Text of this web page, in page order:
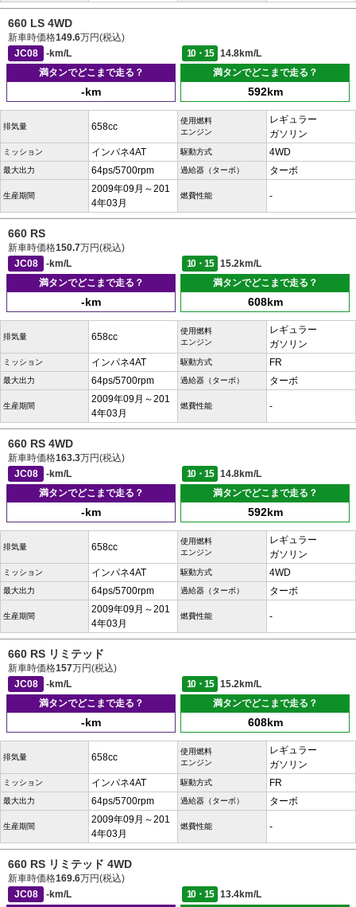
660 LS 4WD
新車時価格149.6万円(税込)
JC08
-km/L 10・15
14.8km/L
満タンでどこまで走る？
-km
満タンでどこまで走る？
592km
排気量 658cc
使用燃料
エンジン
レギュラー
ガソリン
ミッション インパネ4AT 駆動方式 4WD
最大出力 64ps/5700rpm 過給器（ターボ） ターボ
生産期間
2009年09月～201
4年03月
燃費性能 -
660 RS
新車時価格150.7万円(税込)
JC08
-km/L 10・15
15.2km/L
満タンでどこまで走る？
-km
満タンでどこまで走る？
608km
排気量 658cc
使用燃料
エンジン
レギュラー
ガソリン
ミッション インパネ4AT 駆動方式 FR
最大出力 64ps/5700rpm 過給器（ターボ） ターボ
生産期間
2009年09月～201
4年03月
燃費性能 -
660 RS 4WD
新車時価格163.3万円(税込)
JC08
-km/L 10・15
14.8km/L
満タンでどこまで走る？
-km
満タンでどこまで走る？
592km
排気量 658cc
使用燃料
エンジン
レギュラー
ガソリン
ミッション インパネ4AT 駆動方式 4WD
最大出力 64ps/5700rpm 過給器（ターボ） ターボ
生産期間
2009年09月～201
4年03月
燃費性能 -
660 RS リミテッド
新車時価格157万円(税込)
JC08
-km/L 10・15
15.2km/L
満タンでどこまで走る？
-km
満タンでどこまで走る？
608km
排気量 658cc
使用燃料
エンジン
レギュラー
ガソリン
ミッション インパネ4AT 駆動方式 FR
最大出力 64ps/5700rpm 過給器（ターボ） ターボ
生産期間
2009年09月～201
4年03月
燃費性能 -
660 RS リミテッド 4WD
新車時価格169.6万円(税込)
JC08
-km/L 10・15
13.4km/L